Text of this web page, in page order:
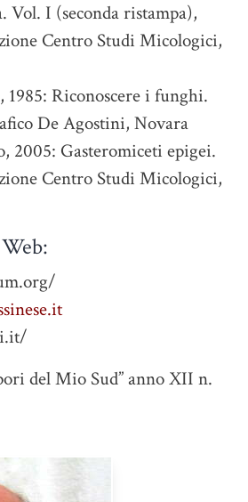
Vol. I (seconda ristampa),
Centro Studi Micologici,
1985: Riconoscere i funghi.
De Agostini, Novara
2005: Gasteromiceti epigei.
Centro Studi Micologici,
del Mio Sud” anno XII n.